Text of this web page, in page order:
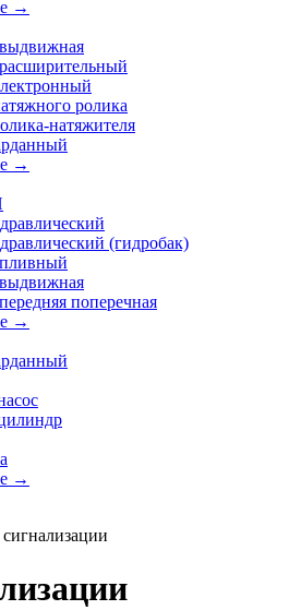
→
ролика
натяжителя
→
(гидробак)
поперечная
→
→